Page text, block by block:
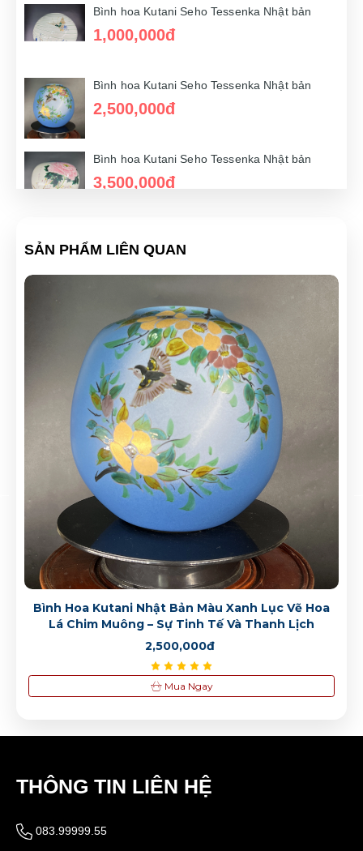
2,500,000đ
1,500,000đ
2,500,000đ
Bình hoa Kutani Seho Tessenka Nhật bản
1,000,000đ
Bình hoa Kutani Seho Tessenka Nhật bản
2,500,000đ
Bình hoa Kutani Seho Tessenka Nhật bản
3,500,000đ
1,500,000đ
Bình hoa Kutani Seho Tessenka Nhật bản
3,000,000đ
Bình hoa Kutani Seho Tessenka Nhật bản
2,500,000đ
Bình hoa Kutani Seho Tessenka Nhật bản
1,500,000đ
Bình hoa Kutani Seho Tessenka Nhật bản
2,500,000đ
SẢN PHẨM LIÊN QUAN
Bình Hoa Kutani Nhật Bản Màu Xanh Lục Vẽ Hoa
Lá Chim Muông – Sự Tinh Tế Và Thanh Lịch
2,500,000đ
Mua Ngay
THÔNG TIN LIÊN HỆ
083.99999.55